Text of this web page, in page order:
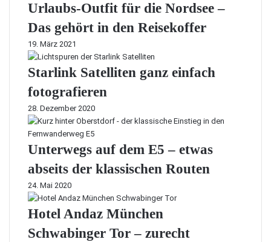
Urlaubs-Outfit für die Nordsee –
Das gehört in den Reisekoffer
19. März 2021
Starlink Satelliten ganz einfach
fotografieren
28. Dezember 2020
Unterwegs auf dem E5 – etwas
abseits der klassischen Routen
24. Mai 2020
Hotel Andaz München
Schwabinger Tor – zurecht